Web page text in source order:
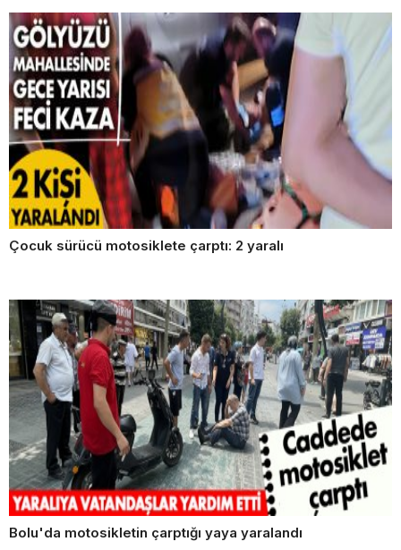
Çocuk sürücü motosiklete çarptı: 2 yaralı
Bolu'da motosikletin çarptığı yaya yaralandı